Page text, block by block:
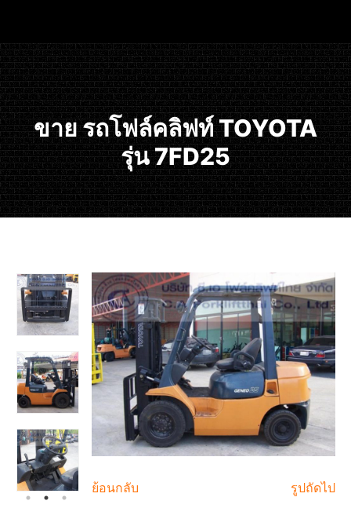
ขาย รถโฟล์คลิฟท์ TOYOTA
รุ่น 7FD25
ย้อนกลับ รูปถัดไป